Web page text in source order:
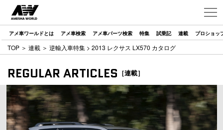
アメ車ワールドとは アメ車検索 アメ車パーツ検索 特集 試乗記 連載 プロショッ
TOP ＞ 連載 ＞ 逆輸入車特集 > 2013 レクサス LX570 カタログ
REGULAR ARTICLES ［連載］